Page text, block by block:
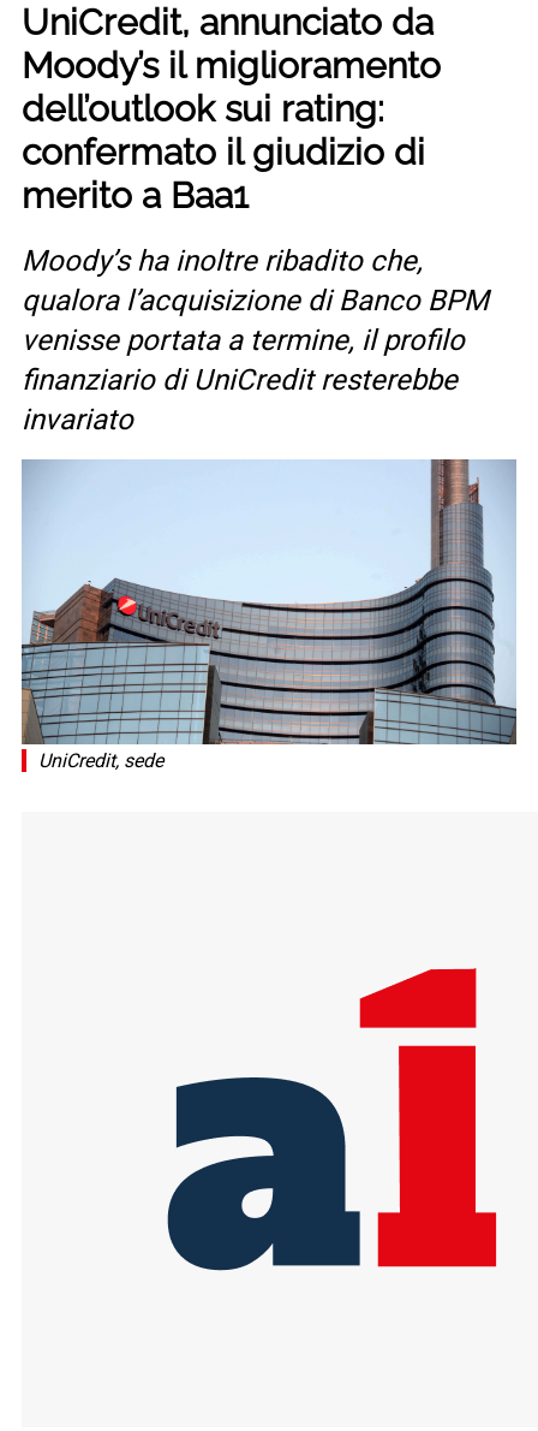
UniCredit, annunciato da
Moody’s il miglioramento
dell’outlook sui rating:
confermato il giudizio di
merito a Baa1
Moody’s ha inoltre ribadito che,
qualora l’acquisizione di Banco BPM
venisse portata a termine, il profilo
finanziario di UniCredit resterebbe
invariato
UniCredit, sede